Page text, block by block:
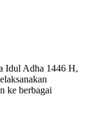
Idul Adha 1446 H,
ke berbagai